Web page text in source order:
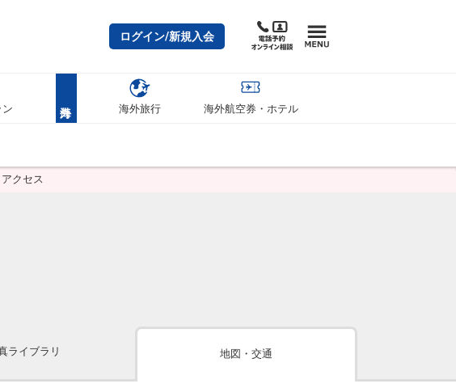
ログイン/新規入会
海外旅行 海外航空券・ホテル
クセス
ライブラリ 地図・交通